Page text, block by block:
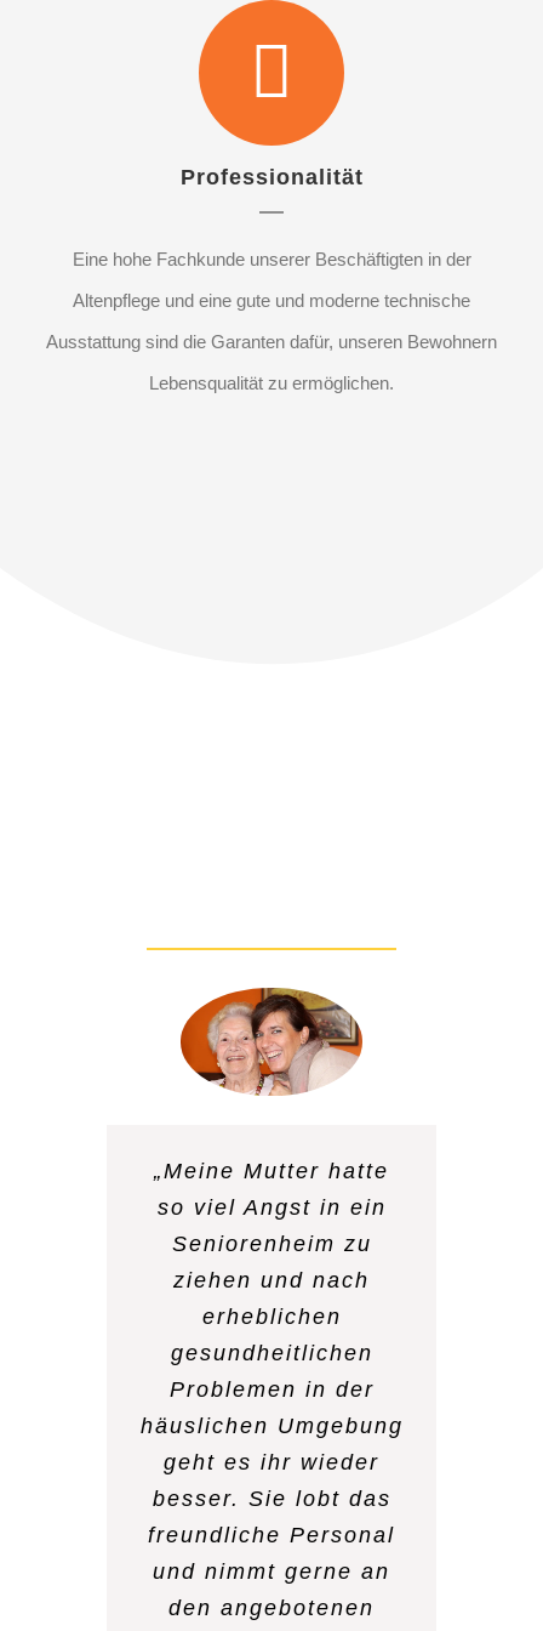
Professionalität
Eine hohe Fachkunde unserer Beschäftigten in der
Altenpflege und eine gute und moderne technische
Ausstattung sind die Garanten dafür, unseren Bewohnern
Lebensqualität zu ermöglichen.
„Meine Mutter hatte
so viel Angst in ein
Seniorenheim zu
ziehen und nach
erheblichen
gesundheitlichen
Problemen in der
häuslichen Umgebung
geht es ihr wieder
besser. Sie lobt das
freundliche Personal
und nimmt gerne an
den angebotenen
„Nachdem mein Mann
vor 2 Jahr verstorben
war, hatte ich keinen
Lebensmut mehr und
habe mich eingeigelt.
Der ambulante Dienst
hat mich überredet
zweimal in der Woche
zur Tagespflege zu
gehen. Ich trauere
immer noch, aber ich
genieße mit anderen